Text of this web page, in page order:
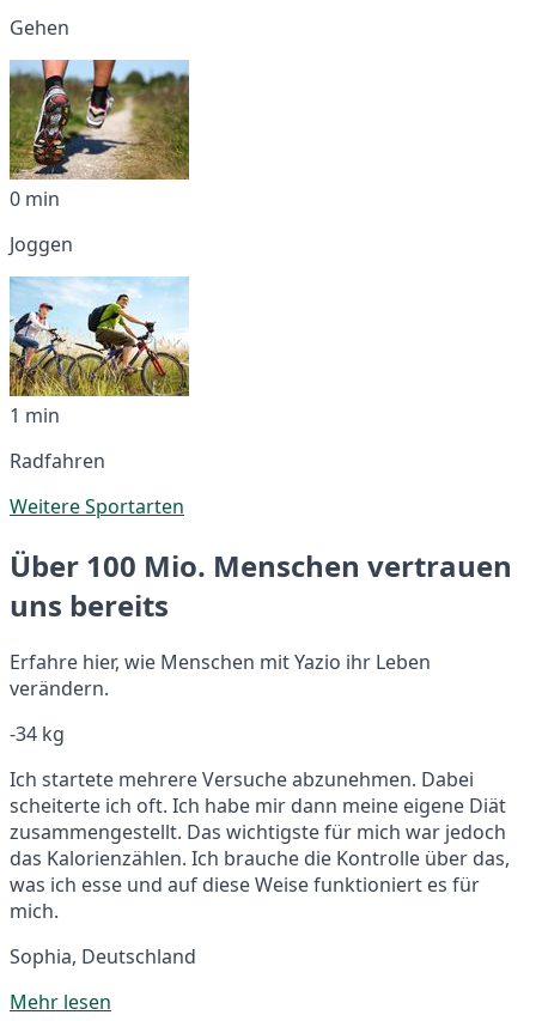
Gehen
0 min
Joggen
1 min
Radfahren
Weitere Sportarten
Über 100 Mio. Menschen vertrauen
uns bereits
Erfahre hier, wie Menschen mit Yazio ihr Leben
verändern.
-34 kg
Ich startete mehrere Versuche abzunehmen. Dabei
scheiterte ich oft. Ich habe mir dann meine eigene Diät
zusammengestellt. Das wichtigste für mich war jedoch
das Kalorienzählen. Ich brauche die Kontrolle über das,
was ich esse und auf diese Weise funktioniert es für
mich.
Sophia, Deutschland
Mehr lesen